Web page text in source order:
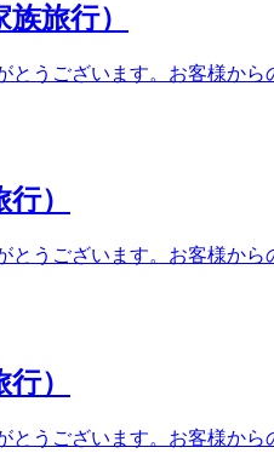
旅行）
うございます。お客様か
）
うございます。お客様か
）
うございます。お客様か